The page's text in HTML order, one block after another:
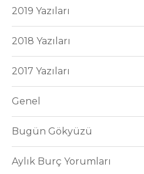
2019 Yazıları
2018 Yazıları
2017 Yazıları
Genel
Bugün Gökyüzü
Aylık Burç Yorumları